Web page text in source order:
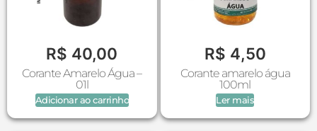
R$ 40,00
Corante Amarelo Água –
01l
Adicionar ao carrinho
R$ 4,50
Corante amarelo água
100ml
Ler mais